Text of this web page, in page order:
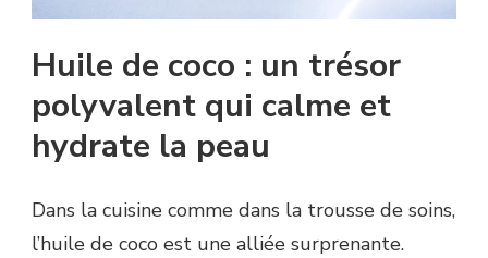
Huile de coco : un trésor
polyvalent qui calme et
hydrate la peau
Dans la cuisine comme dans la trousse de soins,
l’huile de coco est une alliée surprenante.